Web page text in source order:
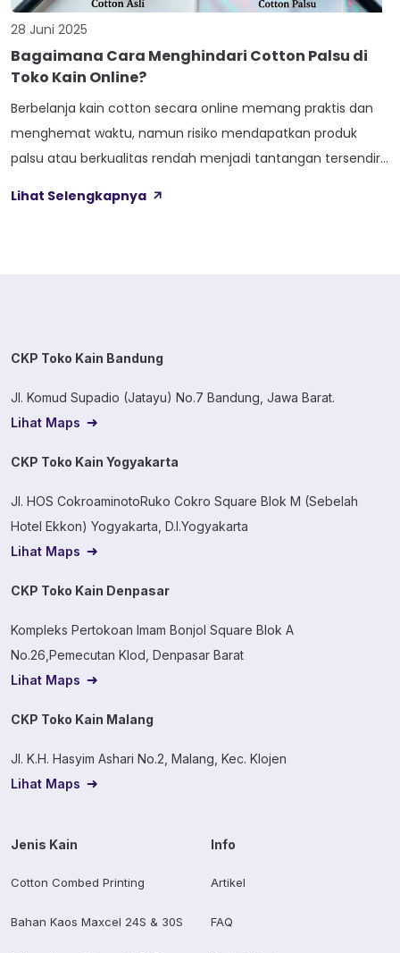
28 Juni 2025
Bagaimana Cara Menghindari Cotton Palsu di
Toko Kain Online?
Berbelanja kain cotton secara online memang praktis dan
menghemat waktu, namun risiko mendapatkan produk
palsu atau berkualitas rendah menjadi tantangan tersendiri.
langsung, banyak pembeli yang terjebak membeli cotton
Lihat Selengkapnya
CKP Toko Kain Bandung
Jl. Komud Supadio (Jatayu) No.7 Bandung, Jawa Barat.
Lihat Maps
CKP Toko Kain Yogyakarta
Jl. HOS CokroaminotoRuko Cokro Square Blok M (Sebelah
Hotel Ekkon) Yogyakarta, D.I.Yogyakarta
Lihat Maps
CKP Toko Kain Denpasar
Kompleks Pertokoan Imam Bonjol Square Blok A
No.26,Pemecutan Klod, Denpasar Barat
Lihat Maps
CKP Toko Kain Malang
Jl. K.H. Hasyim Ashari No.2, Malang, Kec. Klojen
Lihat Maps
Jenis Kain
Cotton Combed Printing
Bahan Kaos Maxcel 24S & 30S
Info
Artikel
FAQ